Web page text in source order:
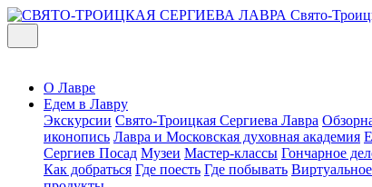
Свято-
О Лавре
Едем в Лавру
Экскурсии Свято-Троицкая Сергиева Лавра
иконопись Лавра и Московская духовная академия
Сергиев Посад Музеи Мастер-классы Гончарное
Как добраться Где поесть Где побывать